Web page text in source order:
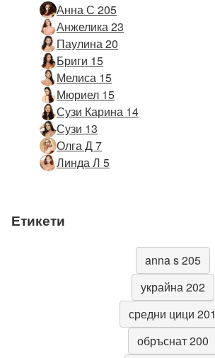
Анна С 205
Анжелика 23
Паулина 20
Бриги 15
Мелиса 15
Мюриел 15
Сузи Карина 14
Сузи 13
Олга Д 7
Линда Л 5
Етикети
anna s 205
украйна 202
средни цици 201
обръснат 200